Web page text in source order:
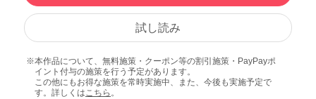
試し読み
本作品について、無料施策・クーポン等の割引施策・PayPayポ
イント付与の施策を行う予定があります。
この他にもお得な施策を常時実施中、また、今後も実施予定で
す。詳しくはこちら 。